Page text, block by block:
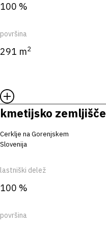
100 %
površina
291 m2
kmetijsko zemljišče
Cerklje na Gorenjskem
Slovenija
lastniški delež
100 %
površina